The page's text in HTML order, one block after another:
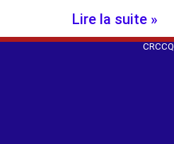
Lire la suite »
CRCCQ